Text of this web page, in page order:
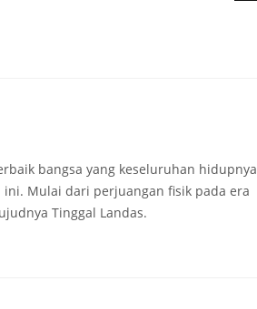
bangsa yang keseluruhan hidupnya
Mulai dari perjuangan fisik pada era
Tinggal Landas.